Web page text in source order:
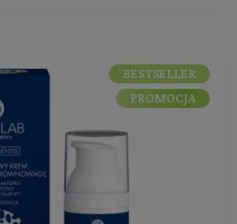
BESTSELLER
PROMOCJA